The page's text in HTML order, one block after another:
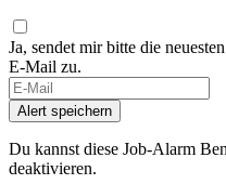
Ja, sendet mir bitte die
E-Mail zu.
Alert speichern
Du kannst diese Job-Alarm
deaktivieren.